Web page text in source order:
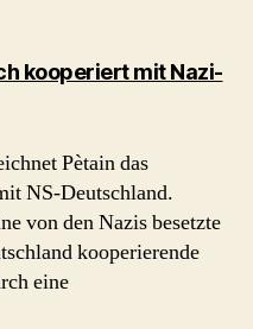
kooperiert mit Nazi-
Pètain das
NS-Deutschland.
von den Nazis besetzte
kooperierende
eine